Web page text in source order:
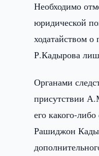
Необходимо
юридической
ходатайством
Р.Кадырова
Органами
присутствии
его какого-
Рашиджон